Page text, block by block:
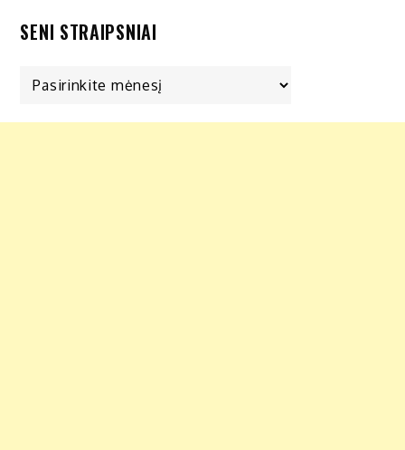
SENI STRAIPSNIAI